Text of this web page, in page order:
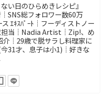
い日のひらめきレシピ』
┊SNS総フォロワー数60万
ｴｷｽﾊﾟｰﾄ┊フーディストノー
担当┊Nadia Artist┊Zip!、め
介┊29歳で脱サラし料理家に
31才、息子は小1)┊好きな